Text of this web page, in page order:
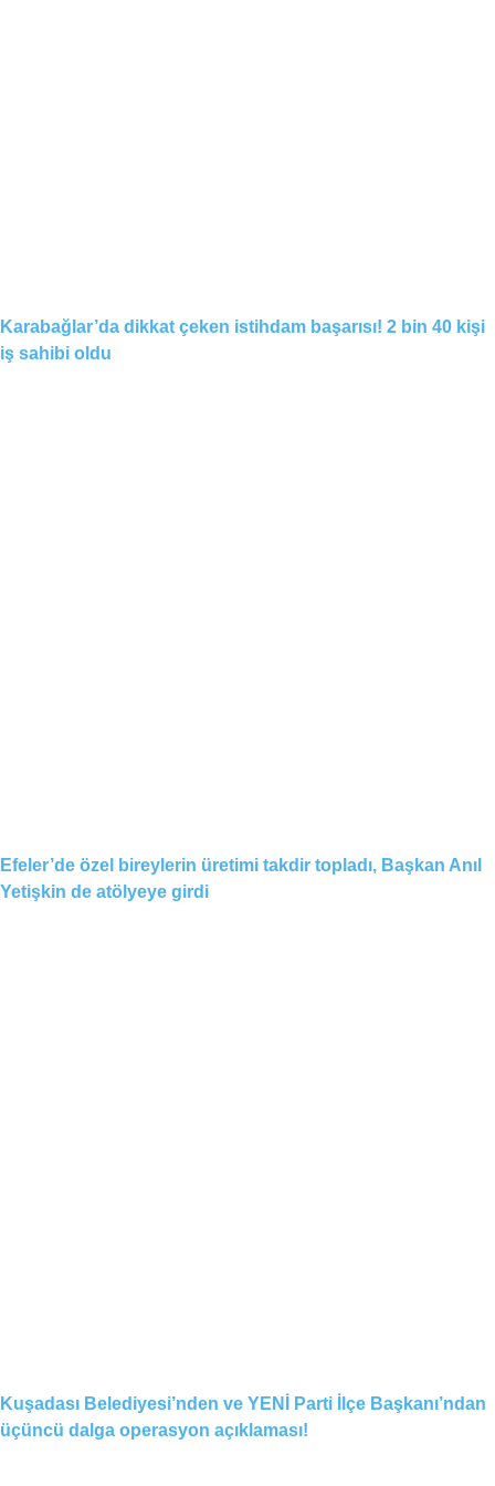
Karabağlar’da dikkat çeken istihdam başarısı! 2 bin 40 kişi
iş sahibi oldu
Efeler’de özel bireylerin üretimi takdir topladı, Başkan Anıl
Yetişkin de atölyeye girdi
Kuşadası Belediyesi’nden ve YENİ Parti İlçe Başkanı’ndan
üçüncü dalga operasyon açıklaması!